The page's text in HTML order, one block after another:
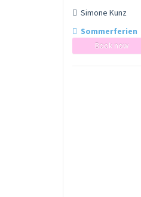
Simone Kunz
Sommerferien
Book now